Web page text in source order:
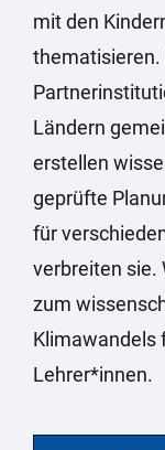
mit den
thematisieren.
Ländern
erstellen
geprüfte
für
verbreiten sie.
zum
Klimawandels
Lehrer*innen.